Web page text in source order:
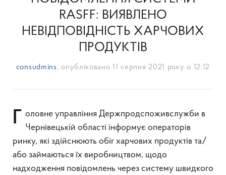
RASFF: ВИЯВЛЕНО
НЕВІДПОВІДНІСТЬ ХАРЧОВИХ
ПРОДУКТІВ
consudmins , опубліковано 11 серпня 2021 року о 12:12
Головне управління Держпродспоживслужби в
Чернівецькій області інформує операторів
ринку, які здійснюють обіг харчових продуктів та/
або займаються їх виробництвом, щодо
надходження повідомлень через систему швидкого